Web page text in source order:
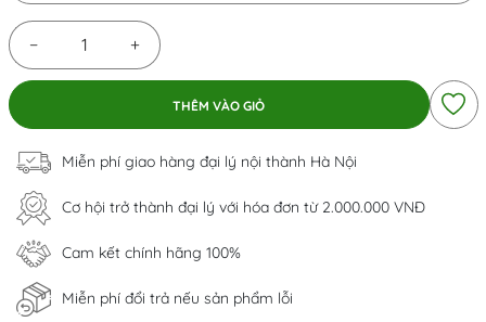
− +
THÊM VÀO GIỎ
Miễn phí giao hàng đại lý nội thành Hà Nội
Cơ hội trở thành đại lý với hóa đơn từ 2.000.000 VNĐ
Cam kết chính hãng 100%
Miễn phí đổi trả nếu sản phẩm lỗi